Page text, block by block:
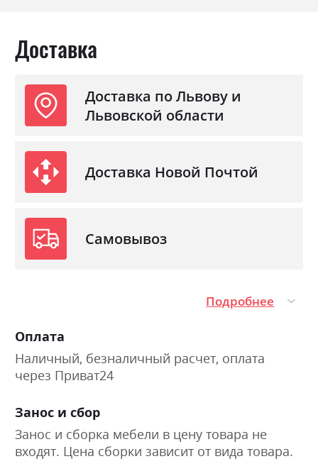
Доставка
Доставка по Львову и
Львовской области
Доставка Новой Почтой
Самовывоз
Подробнее
Оплата
Наличный, безналичный расчет, оплата
через Приват24
Занос и сбор
Занос и сборка мебели в цену товара не
входят. Цена сборки зависит от вида товара.